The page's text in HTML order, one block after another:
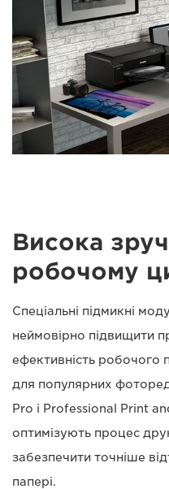
Висока
робочому
Спеціальні підмикні
неймовірно підвищити
ефективність робочого
для популярних
Pro і Professional Print
оптимізують процес
забезпечити точніше
папері.